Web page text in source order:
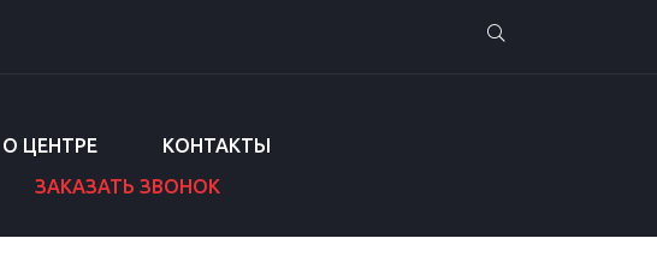
О ЦЕНТРЕ
КОНТАКТЫ
ЗАКАЗАТЬ ЗВОНОК